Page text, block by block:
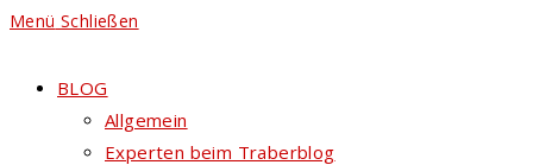
Menü Schließen
BLOG
Allgemein
Experten beim Traberblog